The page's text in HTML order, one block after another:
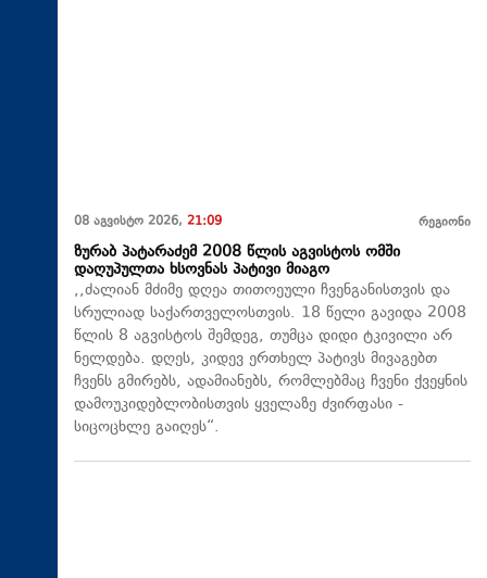
08 აგვისტო 2026, 21:09 რეგიონი
ზურაბ პატარაძემ 2008 წლის აგვისტოს ომში
დაღუპულთა ხსოვნას პატივი მიაგო
,,ძალიან მძიმე დღეა თითოეული ჩვენგანისთვის და
სრულიად საქართველოსთვის. 18 წელი გავიდა 2008
წლის 8 აგვისტოს შემდეგ, თუმცა დიდი ტკივილი არ
ნელდება. დღეს, კიდევ ერთხელ პატივს მივაგებთ
ჩვენს გმირებს, ადამიანებს, რომლებმაც ჩვენი ქვეყნის
დამოუკიდებლობისთვის ყველაზე ძვირფასი -
სიცოცხლე გაიღეს“.